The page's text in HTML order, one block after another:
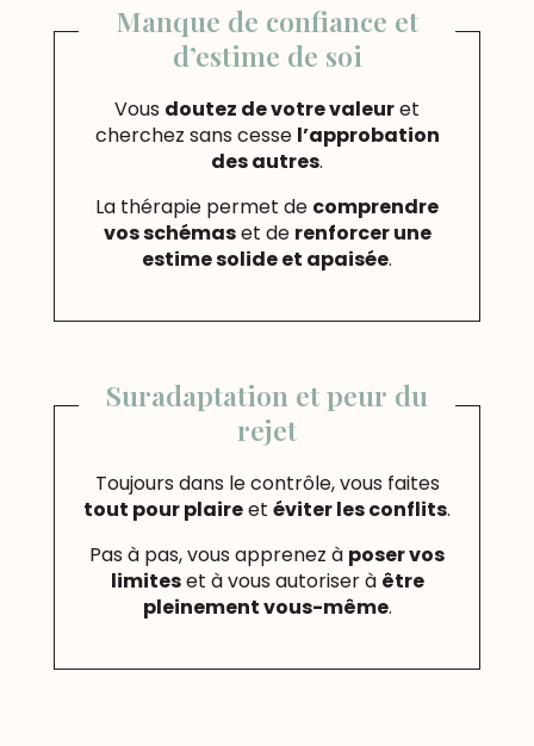
Manque de confiance et
d’estime de soi
Vous doutez de votre valeuret
cherchez sans cesse l’approbation
des autres.
La thérapie permet de comprendre
vos schémaset de renforcer une
estime solide et apaisée.
Suradaptation et peur du
rejet
Toujours dans le contrôle, vous faites
tout pour plaireet éviter les conflits.
Pas à pas, vous apprenez à poser vos
limiteset à vous autoriser à être
pleinement vous-même.